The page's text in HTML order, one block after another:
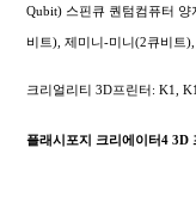
Qubit) 스핀큐 퀀텀컴퓨터
비트), 제미니-미니(2큐비트
크리얼리티 3D프린터: K1,
플래시포지 크리에이터4 3D